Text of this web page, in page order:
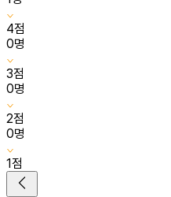
4점
0명
3점
0명
2점
0명
1점